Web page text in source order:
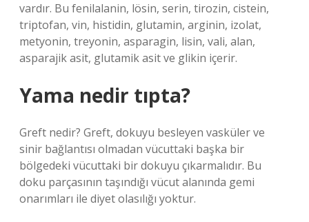
vardır. Bu fenilalanin, lösin, serin, tirozin, cistein,
triptofan, vin, histidin, glutamin, arginin, izolat,
metyonin, treyonin, asparagin, lisin, vali, alan,
asparajik asit, glutamik asit ve glikin içerir.
Yama nedir tıpta?
Greft nedir? Greft, dokuyu besleyen vasküler ve
sinir bağlantısı olmadan vücuttaki başka bir
bölgedeki vücuttaki bir dokuyu çıkarmalıdır. Bu
doku parçasının taşındığı vücut alanında gemi
onarımları ile diyet olasılığı yoktur.